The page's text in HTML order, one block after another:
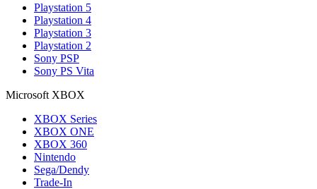
Playstation 5
Playstation 4
Playstation 3
Playstation 2
Sony PSP
Sony PS Vita
Microsoft XBOX
XBOX Series
XBOX ONE
XBOX 360
Nintendo
Sega/Dendy
Trade-In